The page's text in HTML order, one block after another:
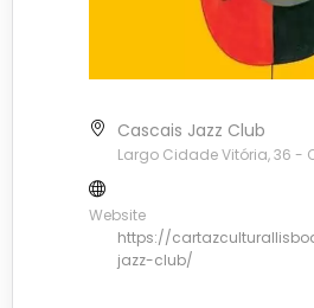
Cascais Jazz Club
Largo Cidade Vitória, 36 -
Website
https://
jazz-club/